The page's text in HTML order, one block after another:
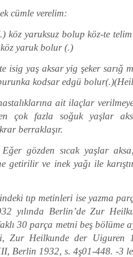
cümle verelim:
köz yaruksuz bolup köz-te
yaruk bolur (.)
isig yaş aksar yig şeker sarığ
kodsar edgü
ait ilaçlar
çok fazla soğuk yaşlar
berraklaşır.
gözden sıcak yaşlar
getirilir ve inek yağı ile
tıp metinleri ise yazma
yılında Berlin’de Zur
30 parça metni beş bölüme
Zur Heilkunde der Uiguren
Berlin 1932, s. 4ş01-448. -3